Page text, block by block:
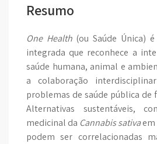
Resumo
One Health(ou Saúde Única)
integrada que reconhece a
saúde humana, animal e
a colaboração
problemas de saúde pública de
Alternativas sustentáveis,
medicinal da Cannabis sativaem
podem ser correlacionadas